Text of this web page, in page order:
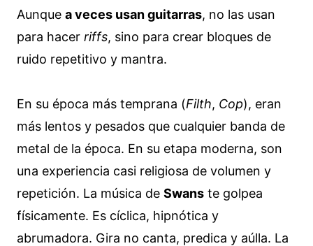
Aunque a veces usan guitarras, no las usan
para hacer riffs, sino para crear bloques de
ruido repetitivo y mantra.
En su época más temprana (Filth, Cop), eran
más lentos y pesados que cualquier banda de
metal de la época. En su etapa moderna, son
una experiencia casi religiosa de volumen y
repetición. La música de Swans te golpea
físicamente. Es cíclica, hipnótica y
abrumadora. Gira no canta, predica y aúlla. La